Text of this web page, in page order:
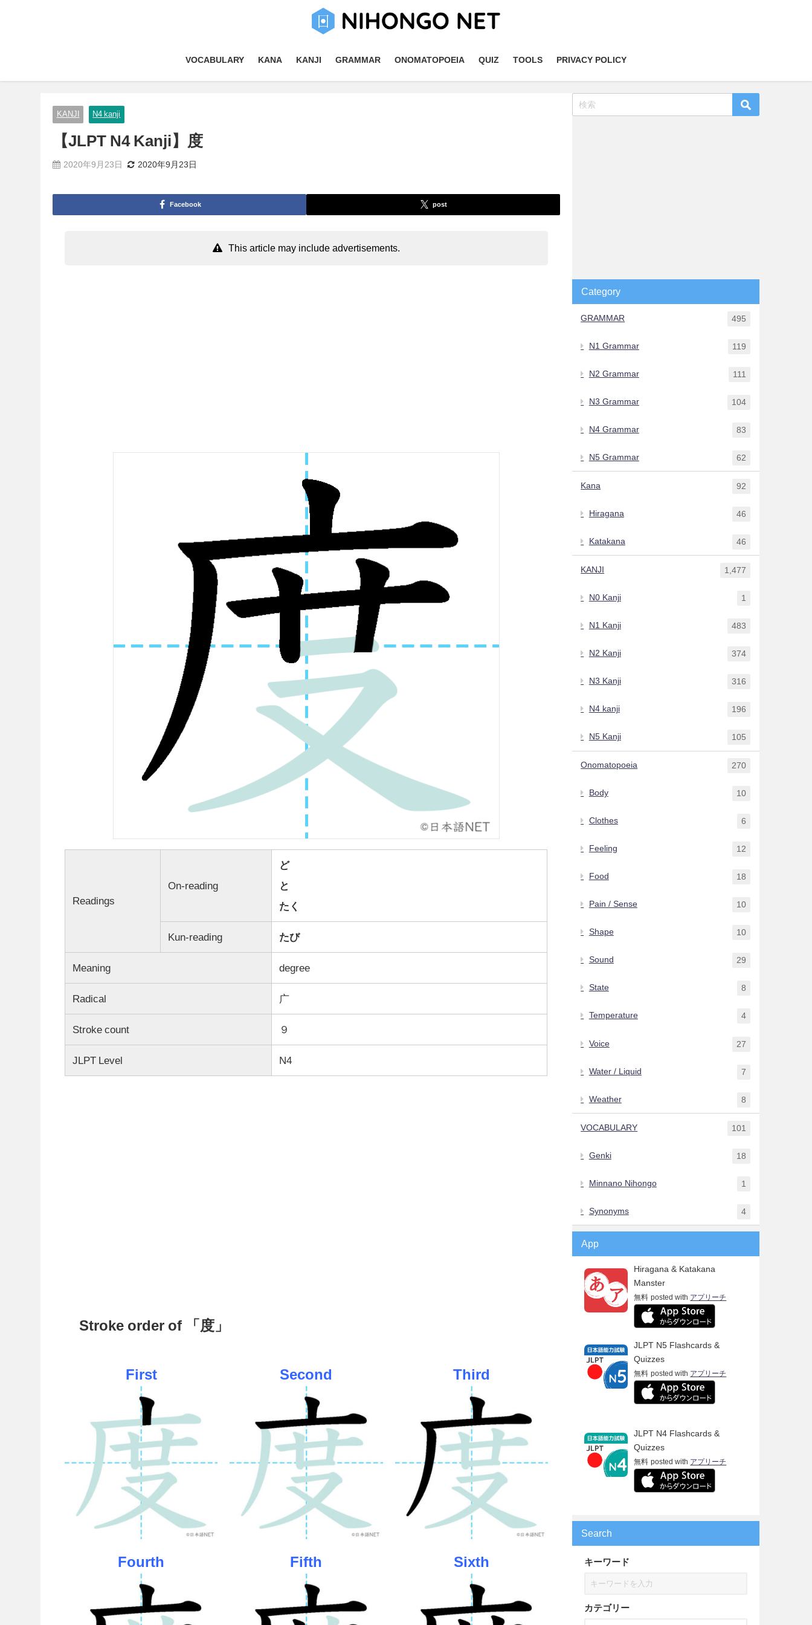
VOCABULARY KANA KANJI GRAMMAR ONOMATOPOEIA QUIZ TOOLS PRIVACY POLICY
KANJI N4 kanji
【JLPT N4 Kanji】度
2020年9月23日 2020年9月23日
Facebook post
This article may include advertisements.
Readings
On-reading
ど
と
たく
Kun-reading たび
Meaning degree
Radical 广
Stroke count ９
JLPT Level N4
Stroke order of 「度」
First Second Third
Fourth Fifth Sixth
Category
GRAMMAR 495
N1 Grammar 119
N2 Grammar 111
N3 Grammar 104
N4 Grammar 83
N5 Grammar 62
Kana 92
Hiragana 46
Katakana 46
KANJI 1,477
N0 Kanji 1
N1 Kanji 483
N2 Kanji 374
N3 Kanji 316
N4 kanji 196
N5 Kanji 105
Onomatopoeia 270
Body 10
Clothes 6
Feeling 12
Food 18
Pain / Sense 10
Shape 10
Sound 29
State 8
Temperature 4
Voice 27
Water / Liquid 7
Weather 8
VOCABULARY 101
Genki 18
Minnano Nihongo 1
Synonyms 4
App
Hiragana & Katakana
Manster
無料 posted with アプリーチ
JLPT N5 Flashcards &
Quizzes
無料 posted with アプリーチ
JLPT N4 Flashcards &
Quizzes
無料 posted with アプリーチ
Search
キーワード
カテゴリー